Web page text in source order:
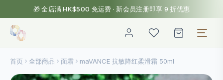
🎁 全店满 HK$500 免运费 · 新会员注册即享 9 折优惠
首页 全部商品 面霜 maVANCE 抗敏降红柔滑霜 50ml